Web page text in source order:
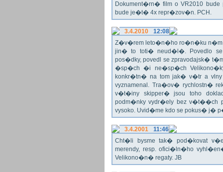
Dokument�rn� film o VR2010
bude je�t� 4x repr�zov�n. PCH.
3.4.2010
12:08
Z�v�rem leto�n�ho ro�n�ku n�m
jin� to toti� neud�l�. Povedlo
pos�dky, povedl se zpravodajsk�
�sp�ch �i ne�sp�ch
konkr�tn� na tom jak� v�tr a
vyznamenal. Tra�ov� rychlostn�
v�t�iny skipper� jsou toho
podm�nky vydr�ely bez v�t��ch
vysoko. Uvid�me kdo se pokus� j�
3.4.2001
11:46
Cht�li bysme tak� pod�kovat
merendy, resp. ofici�ln�ho
Velikono�n� regaty. JB